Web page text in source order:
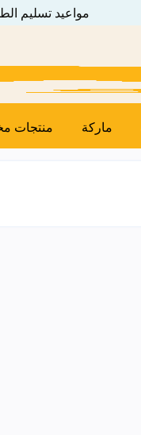
مواعيد تسليم الطلبات من
ماركة منتجات